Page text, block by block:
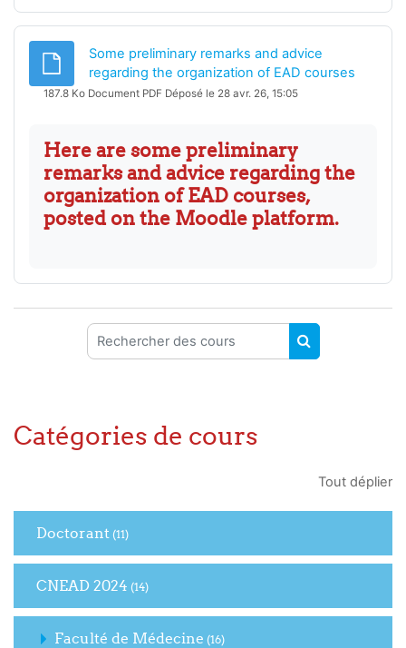
Some preliminary remarks and advice
regarding the organization of EAD courses
187.8 Ko Document PDF Déposé le 28 avr. 26, 15:05
Here are some preliminary
remarks and advice regarding the
organization of EAD courses,
posted on the Moodle platform.
Rechercher des cours
RECHERCHER
Catégories de cours
Tout déplier
Doctorant (11)
CNEAD 2024 (14)
Faculté de Médecine (16)